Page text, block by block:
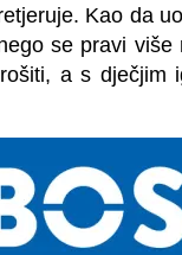
Kao da
se pravi
a s dječjim